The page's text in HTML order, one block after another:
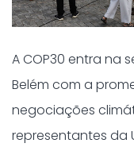
A COP30 entra na
Belém com a
negociações
representantes da